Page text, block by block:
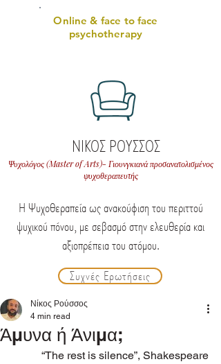
Ψυχολόγος (Master of Arts)- Γιουνγκιανά προσανατολισμένος
ψυχοθεραπευτής
Η Ψυχοθεραπεία ως ανακούφιση του περιττού
ψυχικού πόνου, με σεβασμό στην ελευθερία και
αξιοπρέπεια του ατόμου.
ΝΙΚΟΣ ΡΟΥΣΣΟΣ
Συχνές Ερωτήσεις
Online & face to face
psychotherapy
Άμυνα ή Άνιμα;
Νίκος Ρούσσος
4 min read
“The rest is silence”, Shakespeare